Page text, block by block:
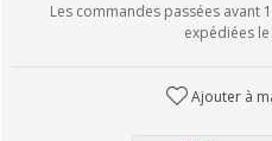
Les commandes passées avant
expédiées
Ajouter à